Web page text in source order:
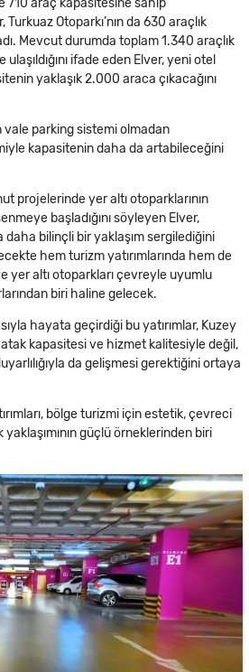
710 araç kapasitesine sahip
Otoparkı’nın da 630 araçlık
Mevcut durumda toplam 1.340 araçlık
ifade eden Elver, yeni otel
yaklaşık 2.000 araca çıkacağını
vale parking sistemi olmadan
kapasitenin daha da artabileceğini
projelerinde yer altı otoparklarının
başladığını söyleyen Elver,
daha bilinçli bir yaklaşım sergilediğini
hem turizm yatırımlarında hem de
yer altı otoparkları çevreyle uyumlu
biri haline gelecek.
hayata geçirdiği bu yatırımlar, Kuzey
kapasitesi ve hizmet kalitesiyle değil,
da gelişmesi gerektiğini ortaya
bölge turizmi için estetik, çevreci
güçlü örneklerinden biri